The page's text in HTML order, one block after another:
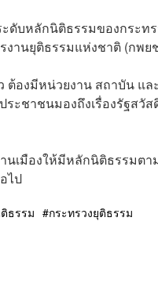
ดับหลักนิติธรรมของกระ
านยุติธรรมแห่งชาติ (กพ
ต้องมีหน่วยงาน สถาบัน
ระชาชนมองถึงเรื่องรัฐส
นเมืองให้มีหลักนิติธรรมต
ไป
ธรรม กระทรวงยุติธรรม